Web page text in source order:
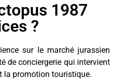
1987
?
sur le marché jurassien
de conciergerie qui intervient
la promotion touristique.